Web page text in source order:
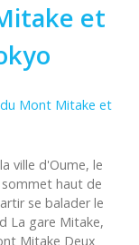
et
ville d'Oume, le
haut de
se balader le
La gare Mitake,
Mitake Deux